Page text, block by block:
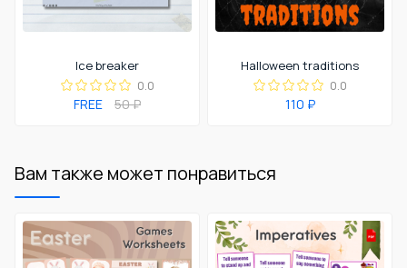
Ice breaker
0.0
FREE 50 ₽
Halloween traditions
0.0
110 ₽
Вам также может понравиться